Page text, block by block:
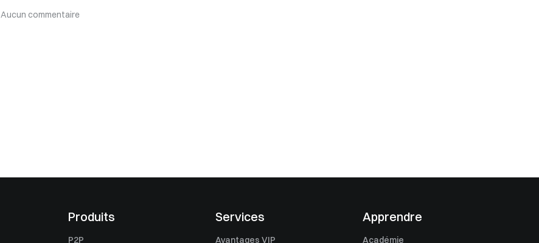
Aucun commentaire
Produits
P2P
Services
Avantages VIP
Apprendre
Académie